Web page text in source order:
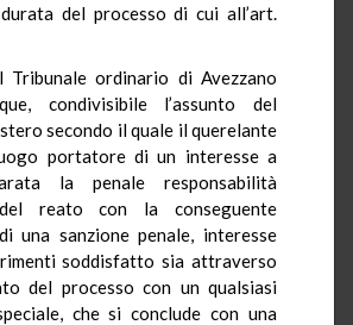
del processo di cui all’art.
Tribunale ordinario di Avezzano
condivisibile l’assunto del
secondo il quale il querelante
portatore di un interesse a
la penale responsabilità
del reato con la conseguente
una sanzione penale, interesse
soddisfatto sia attraverso
del processo con un qualsiasi
che si conclude con una